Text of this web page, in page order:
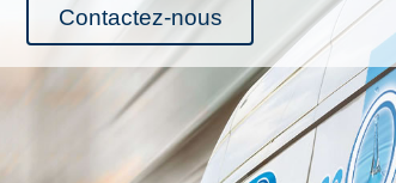
Contactez-nous